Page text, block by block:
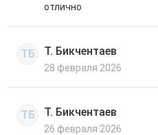
отлично
ТБ Т. Бикчентаев
28 февраля 2026
ТБ Т. Бикчентаев
26 февраля 2026